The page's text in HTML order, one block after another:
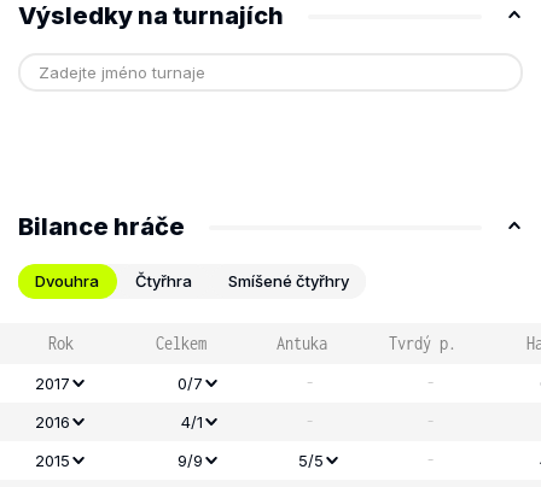
Výsledky na turnajích
Bilance hráče
Dvouhra Čtyřhra Smíšené čtyřhry
Rok Celkem Antuka Tvrdý p.
2017 0/7 - -
2016
4/1 - -
2015 9/9 5/5 -